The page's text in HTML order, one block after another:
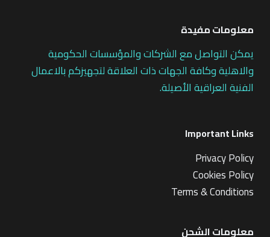
معلومات مفيدة
يمكن التواصل مع الشركات والمؤسسات الحكومية
والاهلية وكافة الجهات ذات العلاقة لتجهيزكم بالاعمال
الفنية العراقية الأصيلة.
Important Links
Privacy Policy
Cookies Policy
Terms & Conditions
معلومات الشحن